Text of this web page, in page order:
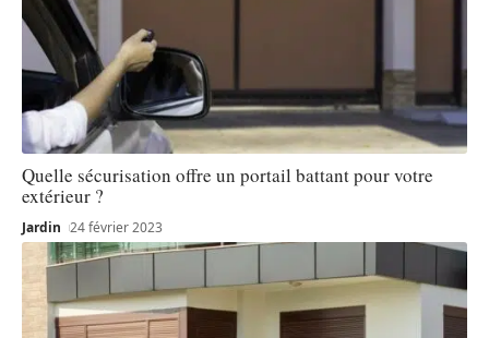
Quelle sécurisation offre un portail battant pour votre
extérieur ?
Jardin 24 février 2023